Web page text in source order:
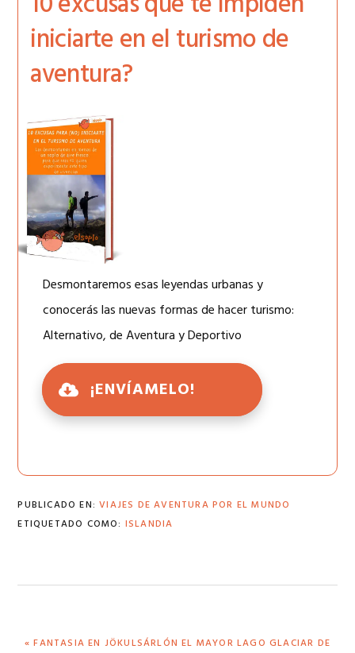
iniciarte en el turismo de
aventura?
Desmontaremos esas leyendas urbanas y
conocerás las nuevas formas de hacer turismo:
Alternativo, de Aventura y Deportivo
¡ENVÍAMELO!
PUBLICADO EN:VIAJES DE AVENTURA POR EL MUNDO
ETIQUETADO COMO: ISLANDIA
ENTRADA
« FANTASIA EN JÖKULSÁRLÓN EL MAYOR LAGO GLACIAR DE